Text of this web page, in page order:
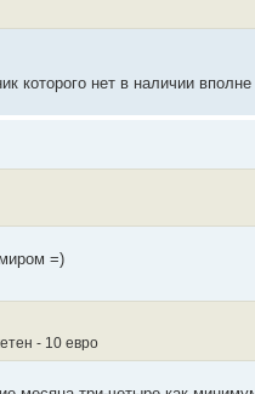
которого нет в наличии
=)
- 10 евро